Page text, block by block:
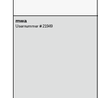
mwa
Usernummer # 21949